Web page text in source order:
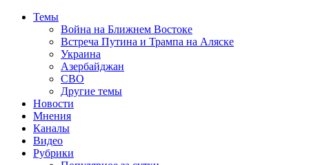
Темы
Война на Ближнем Востоке
Встреча Путина и Трампа на Аляске
Украина
Азербайджан
СВО
Другие темы
Новости
Мнения
Каналы
Видео
Рубрики